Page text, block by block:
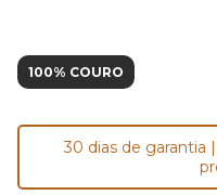
100% COURO
30 dias de garantia